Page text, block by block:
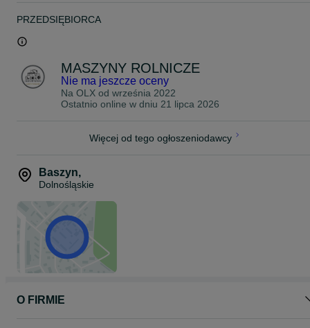
PRZEDSIĘBIORCA
MASZYNY ROLNICZE
Nie ma jeszcze oceny
Na OLX od września 2022
Ostatnio online w dniu 21 lipca 2026
Więcej od tego ogłoszeniodawcy
Baszyn,
Dolnośląskie
O FIRMIE